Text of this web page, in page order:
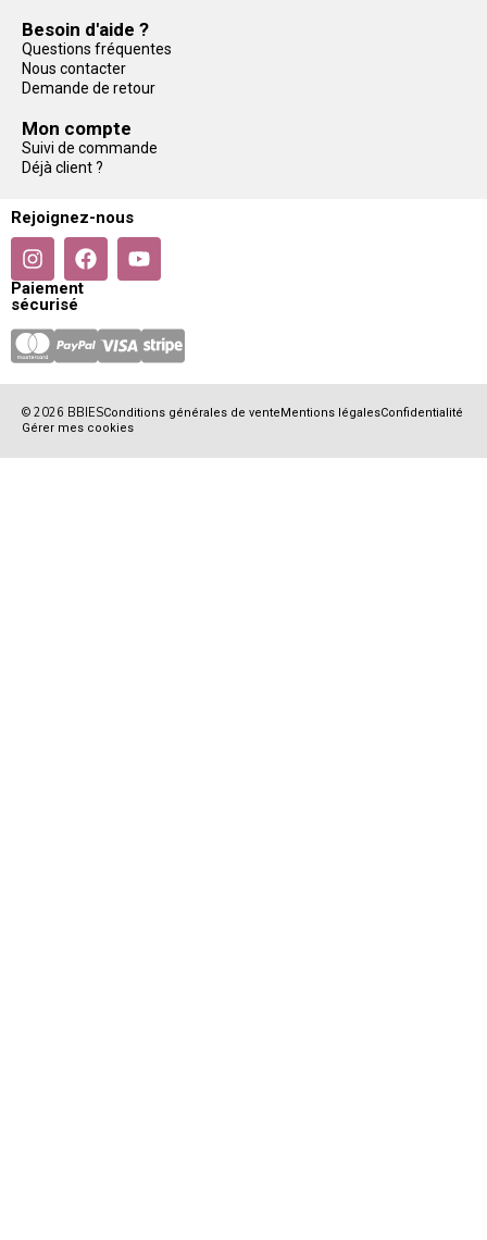
Besoin d'aide ?
Questions fréquentes
Nous contacter
Demande de retour
Mon compte
Suivi de commande
Déjà client ?
Rejoignez-nous
Paiement
sécurisé
© 2026 BBIESConditions générales de vente Mentions légalesConfidentialité
Gérer mes cookies